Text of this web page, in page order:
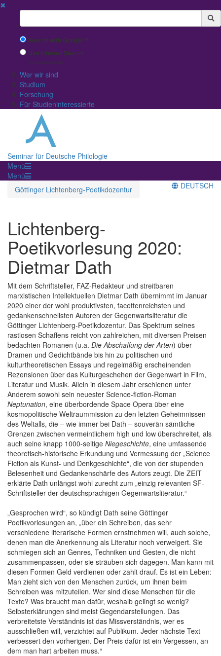
✖
Suchbegriff
Search with Google™
Use Internal Search
(limited result quality)
Wer wir sind
Studium
Forschung
Für Studieninteressierte
Seminar für Deutsche Philologie
Menü
Menü
Göttinger Lichtenberg-Poetikdozentur
DEUTSCH
Lichtenberg-
Poetikvorlesung 2020:
Dietmar Dath
Mit dem Schriftsteller, FAZ-Redakteur und streitbaren
marxistischen Intellektuellen Dietmar Dath übernimmt im Januar
2020 einer der wohl produktivsten, facettenreichsten und
gedankenschnellsten Autoren der Gegenwartsliteratur die
Göttinger Lichtenberg-Poetikdozentur. Das Spektrum seines
rastlosen Schaffens reicht von zahlreichen, mit diversen Preisen
bedachten Romanen (u.a. Die Abschaffung der Arten) über
Dramen und Gedichtbände bis hin zu politischen und
kulturtheoretischen Essays und regelmäßig erscheinenden
Rezensionen über das Kulturgeschehen der Gegenwart in Film,
Literatur und Musik. Allein in diesem Jahr erschienen unter
Anderem sowohl sein neuester Science-fiction-Roman
Neptunation, eine überbordende Space Opera über eine
kosmopolitische Weltraummission zu den letzten Geheimnissen
des Weltalls, die – wie immer bei Dath – souverän sämtliche
Grenzen zwischen vermeintlichem high und low überschreitet, als
auch seine knapp 1000-seitige Niegeschichte, eine umfassende
theoretisch-historische Erkundung und Vermessung der „Science
Fiction als Kunst- und Denkgeschichte“, die von der stupenden
Belesenheit und Gedankenschärfe des Autors zeugt. Die ZEIT
erklärte Dath unlängst wohl zurecht zum „einzig relevanten SF-
Schriftsteller der deutschsprachigen Gegenwartsliteratur.“
„Gesprochen wird“, so kündigt Dath seine Göttinger
Poetikvorlesungen an, „über ein Schreiben, das sehr
verschiedene literarische Formen ernstnehmen will, auch solche,
denen man die Anerkennung als Literatur noch verweigert. Sie
schmiegen sich an Genres, Techniken und Gesten, die nicht
zusammenpassen, oder sie sträuben sich dagegen. Man kann mit
diesen Formen Geld verdienen oder zahlt drauf. Es ist ein Leben:
Man zieht sich von den Menschen zurück, um ihnen beim
Schreiben was mitzuteilen. Wer sind diese Menschen für die
Texte? Was braucht man dafür, weshalb gelingt so wenig?
Selbsterklärungen sind meist Gegendarstellungen. Das
verbreitetste Verständnis ist das Missverständnis, wer es
ausschließen will, verzichtet auf Publikum. Jeder nächste Text
verbessert den vorherigen. Der Preis dafür ist ein Vergessen, an
dem man hart arbeiten muss.“